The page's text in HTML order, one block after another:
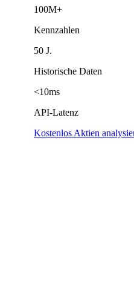
100M+
Kennzahlen
50 J.
Historische Daten
<10ms
API-Latenz
Kostenlos Aktien